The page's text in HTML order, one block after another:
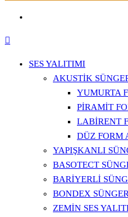
SES YALITIMI
AKUSTIK
YUMURTA
PIRAMIT
LABIRENT
DÜZ FORM
YAPIŞKANLI
BASOTECT
BARIYERLI
BONDEX
ZEMIN SES